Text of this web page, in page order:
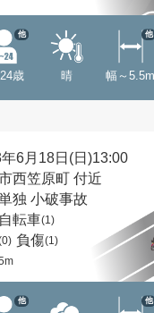
歳
他
晴 幅～5.5m
他
6月18日(日)13:00
西笠原町 付近
独 小破事故
転車(1)
負傷(1)
他 他